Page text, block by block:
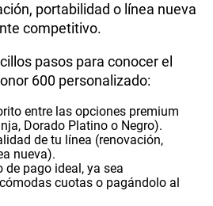
portabilidad o línea nueva
competitivo.
pasos para conocer el
600 personalizado:
entre las opciones premium
Dorado Platino o Negro).
de tu línea (renovación,
nueva).
de pago ideal, ya sea
cuotas o pagándolo al